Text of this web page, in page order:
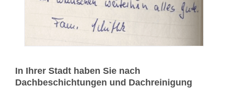
In Ihrer Stadt haben Sie nach
Dachbeschichtungen und Dachreinigung